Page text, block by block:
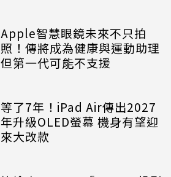
Apple智慧眼鏡未來不只拍
照！傳將成為健康與運動助理
但第一代可能不支援
等了7年！iPad Air傳出2027
年升級OLED螢幕 機身有望迎
來大改款